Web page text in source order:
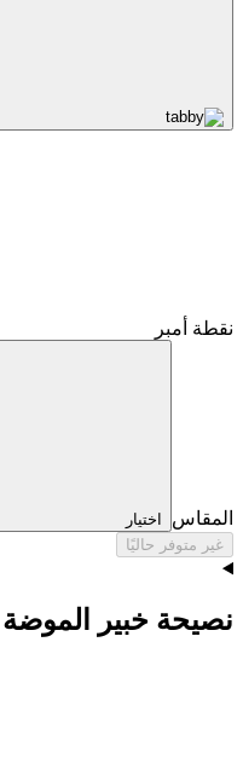
نقطة أمبر
المقاس
اختيار
غير متوفر حاليًا
نصيحة خبير الموضة